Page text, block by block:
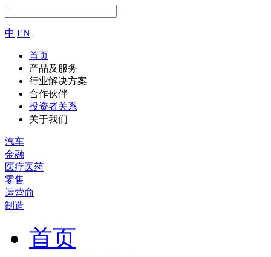
中 EN
首页
产品及服务
行业解决方案
合作伙伴
投资者关系
关于我们
汽车
金融
医疗医药
零售
运营商
制造
首页